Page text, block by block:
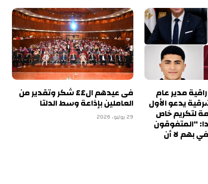
مدير عام
يدعو الأول
لتكريم خاص
“المتفوقون
بهم لا أن
فى عيدهم ال٤٤ شكر وتقدير من
العاملين بإذاعة وسط الدلتا
29 يوليو، 2026